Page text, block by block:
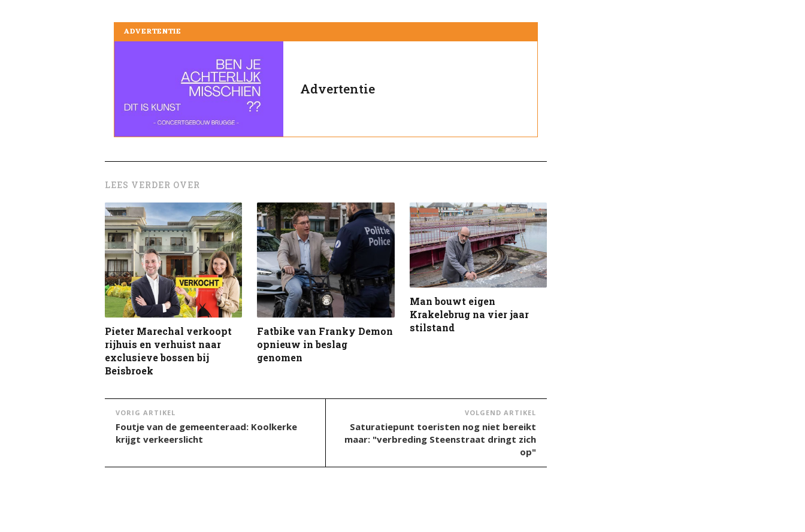
ADVERTENTIE
Advertentie
LEES VERDER OVER
Pieter Marechal verkoopt
rijhuis en verhuist naar
exclusieve bossen bij
Beisbroek
Fatbike van Franky Demon
opnieuw in beslag
genomen
Man bouwt eigen
Krakelebrug na vier jaar
stilstand
VORIG ARTIKEL
Foutje van de gemeenteraad: Koolkerke
krijgt verkeerslicht
VOLGEND ARTIKEL
Saturatiepunt toeristen nog niet bereikt
maar: "verbreding Steenstraat dringt zich
op"